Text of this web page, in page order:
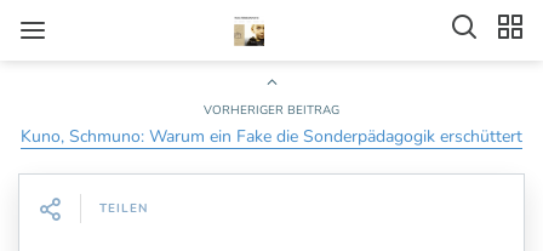
VORHERIGER BEITRAG
Kuno, Schmuno: Warum ein Fake die Sonderpädagogik erschüttert
TEILEN